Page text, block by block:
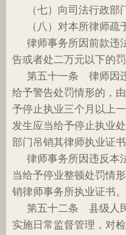
（七）向司法行政
（八）对本所律师疏
律师事务所因前款违
告或者处二万元以下的罚
第五十一条 律师因
给予警告处罚情形的，
予停止执业三个月以上
发生应当给予停止执业
部门吊销其律师执业证书
律师事务所因违反本
当给予停业整顿处罚情
销律师事务所执业证书。
第五十二条 县级人
实施日常监督管理，对